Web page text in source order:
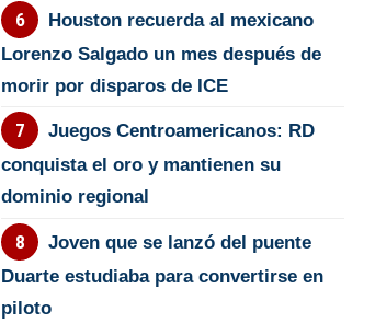
Houston recuerda al mexicano
Lorenzo Salgado un mes después de
morir por disparos de ICE
Juegos Centroamericanos: RD
conquista el oro y mantienen su
dominio regional
Joven que se lanzó del puente
Duarte estudiaba para convertirse en
piloto